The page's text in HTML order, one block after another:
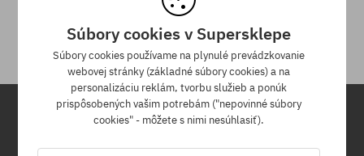
Na vrátenie produktu máš 30 dní od dňa obdržania zásielky.
Newsletter
Súbory cookies v Supersklepe
Súbory cookies používame na plynulé prevádzkovanie
webovej stránky (základné súbory cookies) a na
personalizáciu reklám, tvorbu služieb a ponúk
prispôsobených vašim potrebám ("nepovinné súbory
cookies" - môžete s nimi nesúhlasiť).